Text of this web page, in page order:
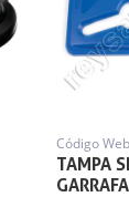
TAMPA
Código